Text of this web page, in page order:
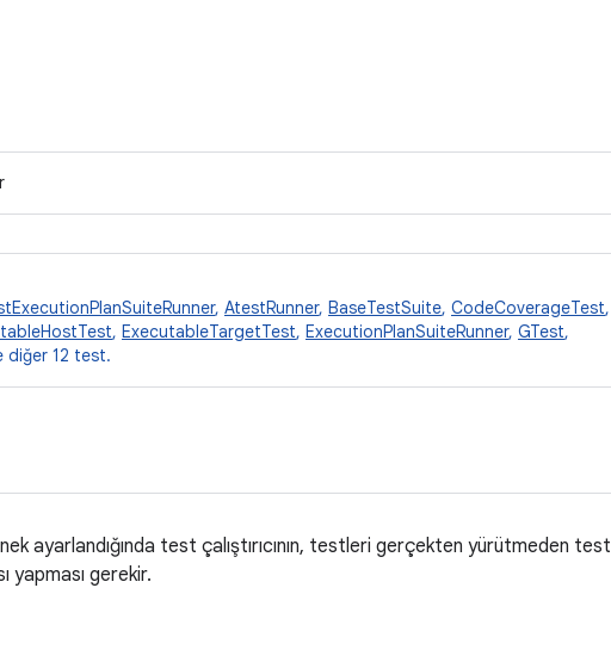
, AtestRunner, BaseTestSuite, CodeCoverageTest,
, ExecutableTargetTest, ExecutionPlanSuiteRunner, GTest,
diğer 12 test.
ayarlandığında test çalıştırıcının, testleri gerçekten yürütmeden test
yapması gerekir.